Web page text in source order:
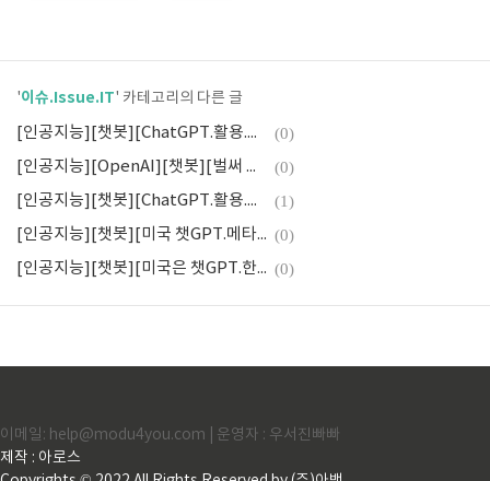
'이슈.Issue.IT' 카테고리의 다른 글
[인공지능][챗봇][ChatGPT.활용.사용.본 보도자료의 제목은 챗GPT를 통해 작성하였음] (0)
[인공지능][OpenAI][챗봇][벌써 수익490%_국내증시 몰아치는 챗GPT광풍] (0)
[인공지능][챗봇][ChatGPT.활용.사용][한국 글쓰기AI 뤼튼] (1)
[인공지능][챗봇][미국 챗GPT.메타 라마 가세.빅테크 AI 빅매치] (0)
[인공지능][챗봇][미국은 챗GPT.한국엔 네이버 서치GPT][6500배] (0)
이메일: help@modu4you.com | 운영자 : 우서진빠빠
제작 : 아로스